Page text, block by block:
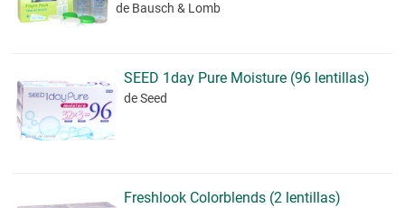
de Bausch & Lomb
SEED 1day Pure Moisture (96 lentillas)
de Seed
Freshlook Colorblends (2 lentillas)